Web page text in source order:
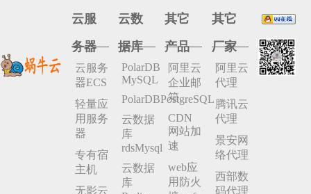
云服
务器
云服务
器ECS
轻量应
用服务
器
专有宿
主机
无影云
云数
据库
PolarDB
MySQL
PolarDBPostgreSQL
云数据
库
rdsMysql
云数据
库
其它
产品
阿里云
企业邮
箱
CDN
网站加
速
web应
用防火
其它
厂家
阿里云
代理
腾讯云
代理
景安网
络代理
西部数
码代理